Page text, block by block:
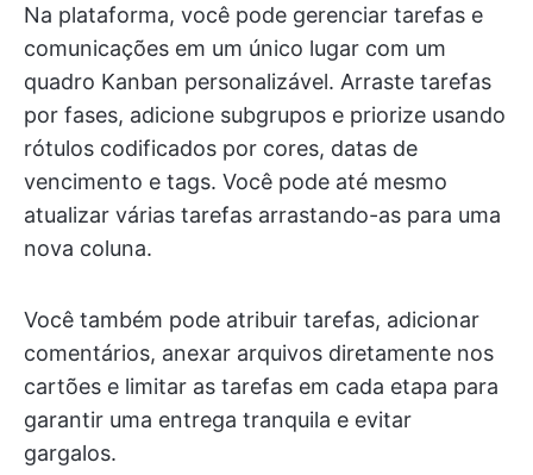
Na plataforma, você pode gerenciar tarefas e
comunicações em um único lugar com um
quadro Kanban personalizável. Arraste tarefas
por fases, adicione subgrupos e priorize usando
rótulos codificados por cores, datas de
vencimento e tags. Você pode até mesmo
atualizar várias tarefas arrastando-as para uma
nova coluna.
Você também pode atribuir tarefas, adicionar
comentários, anexar arquivos diretamente nos
cartões e limitar as tarefas em cada etapa para
garantir uma entrega tranquila e evitar
gargalos.